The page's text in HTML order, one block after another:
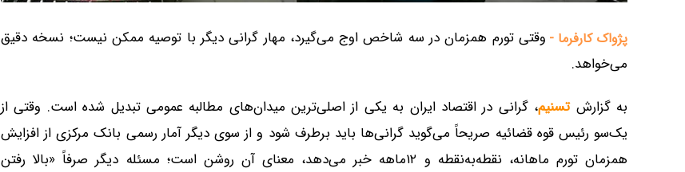
پژواک کارفرما - وقتی تورم همزمان در سه شاخص اوج می‌گیرد، مهار گرانی دیگر با توصیه ممکن نیست؛ نسخه دقیق
می‌خواهد.
به گزارشتسنیم، گرانی در اقتصاد ایران به یکی از اصلی‌ترین میدان‌های مطالبه عمومی تبدیل شده است. وقتی از
یک‌سو رئیس قوه قضائیه صریحاً می‌گوید گرانی‌ها باید برطرف شود و از سوی دیگر آمار رسمی بانک مرکزی از افزایش
همزمان تورم ماهانه، نقطه‌به‌نقطه و ۱۲ماهه خبر می‌دهد، معنای آن روشن است؛ مسئله دیگر صرفاً «بالا رفتن